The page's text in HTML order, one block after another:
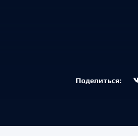
Поделиться: